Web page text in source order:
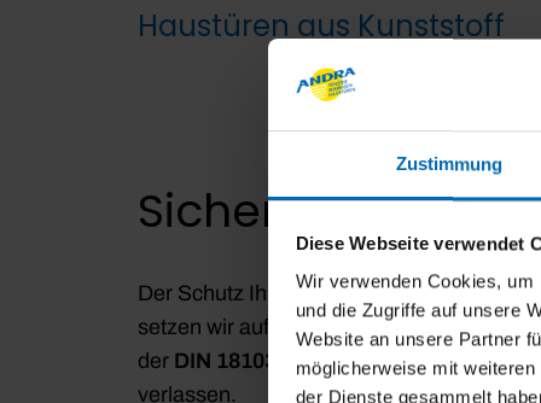
Zustimmung
Diese Webseite verwendet
Wir verwenden Cookies,
und die Zugriffe auf unsere
Website an unsere Partner
möglicherweise mit
der Dienste gesammelt
Haustüren aus Kunststoff
Sicherheit an
Der Schutz Ihres Zuhauses ist
setzen wir auf modernste
der DIN 18103-Normzertifiziert und
verlassen.